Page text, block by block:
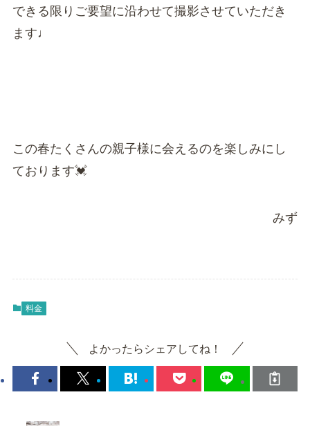
できる限りご要望に沿わせて撮影させていただき
ます♩
この春たくさんの親子様に会えるのを楽しみにし
ております💓
みず
料金
よかったらシェアしてね！